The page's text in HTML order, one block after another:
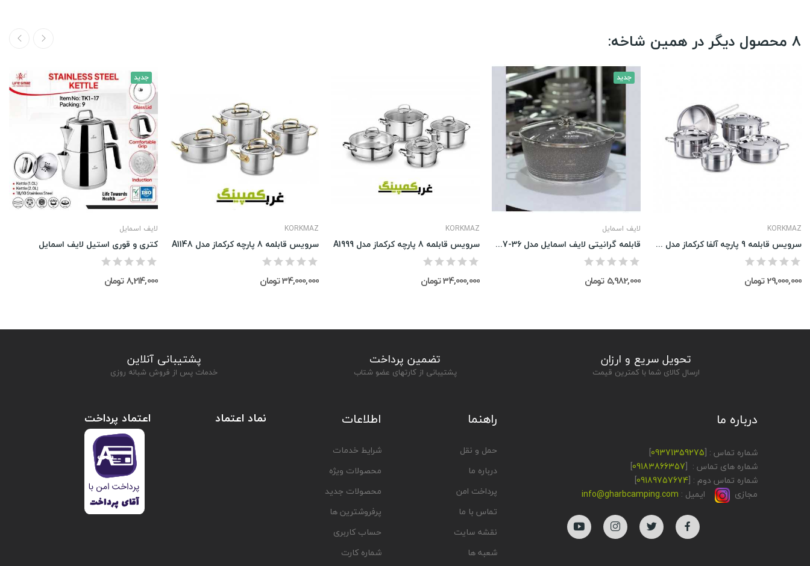
8 محصول دیگر در همین شاخه:
جدید
لایف اسمایل
کتری و قوری استیل لایف اسمایل
8,214,000 تومان
KORKMAZ
سرویس قابلمه 8 پارچه کرکماز مدل A1148
34,000,000 تومان
KORKMAZ
سرویس قابلمه 8 پارچه کرکماز مدل A1999
34,000,000 تومان
جدید
لایف اسمایل
قابلمه گرانیتی لایف اسمایل مدل LIFEP7-36
5,982,000 تومان
KORKMAZ
سرویس قابلمه 9 پارچه آلفا کرکماز مدل A1660
29,000,000 تومان
تحویل سریع و ارزان
ارسال کالای شما با کمترین قیمت
تضمین پرداخت
پشتیبانی از کارتهای عضو شتاب
پشتیبانی آنلاین
خدمات پس از فروش شبانه روزی
درباره ما
شماره تماس : [09371359275
]
شماره های تماس : [09183866357
]
شماره تماس دوم : [09189757674
]
مجازی
ایمیل : info@gharbcamping.com
راهنما
حمل و نقل
درباره ما
پرداخت امن
تماس با ما
نقشه سایت
شعبه ها
اطلاعات
شرایط خدمات
محصولات ویژه
محصولات جدید
پرفروشترین ها
حساب کاربری
شماره کارت
نماد اعتماد اعتماد پرداخت